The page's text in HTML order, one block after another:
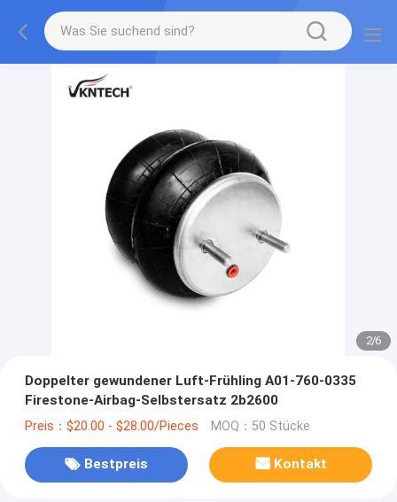
2/6
Doppelter gewundener Luft-Frühling A01-760-0335
Firestone-Airbag-Selbstersatz 2b2600
Preis：$20.00 - $28.00/Pieces MOQ：50 Stücke
Bestpreis Kontakt